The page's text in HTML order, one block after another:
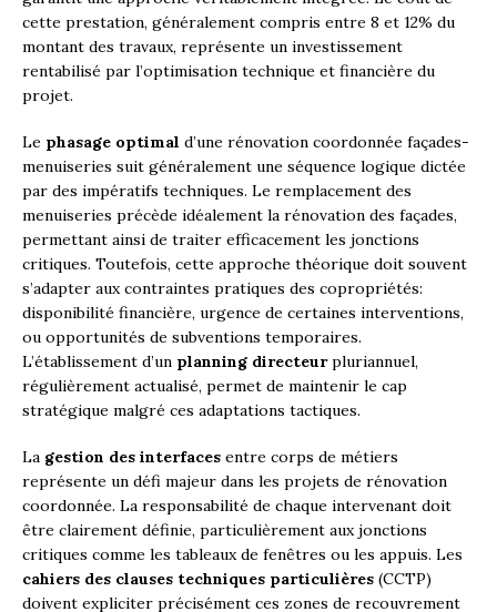
cette prestation, généralement compris entre 8 et 12% du
montant des travaux, représente un investissement
rentabilisé par l’optimisation technique et financière du
projet.
Le phasage optimal d’une rénovation coordonnée façades-
menuiseries suit généralement une séquence logique dictée
par des impératifs techniques. Le remplacement des
menuiseries précède idéalement la rénovation des façades,
permettant ainsi de traiter efficacement les jonctions
critiques. Toutefois, cette approche théorique doit souvent
s’adapter aux contraintes pratiques des copropriétés:
disponibilité financière, urgence de certaines interventions,
ou opportunités de subventions temporaires.
L’établissement d’un planning directeurpluriannuel,
régulièrement actualisé, permet de maintenir le cap
stratégique malgré ces adaptations tactiques.
La gestion des interfaces entre corps de métiers
représente un défi majeur dans les projets de rénovation
coordonnée. La responsabilité de chaque intervenant doit
être clairement définie, particulièrement aux jonctions
critiques comme les tableaux de fenêtres ou les appuis. Les
cahiers des clauses techniques particulières (CCTP)
doivent expliciter précisément ces zones de recouvrement